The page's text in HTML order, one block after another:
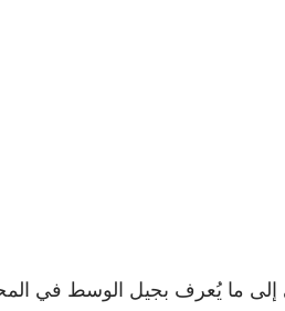
إلى ما يُعرف بجيل الوسط في